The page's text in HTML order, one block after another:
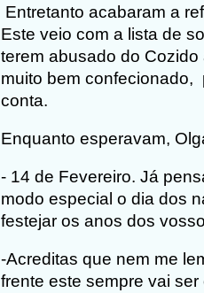
Entretanto acabaram a
Este veio com a lista de
terem abusado do
muito bem confecionado,
conta.
Enquanto esperavam,
- 14 de Fevereiro. Já
modo especial o dia dos
festejar os anos dos
-Acreditas que nem me
frente este sempre vai